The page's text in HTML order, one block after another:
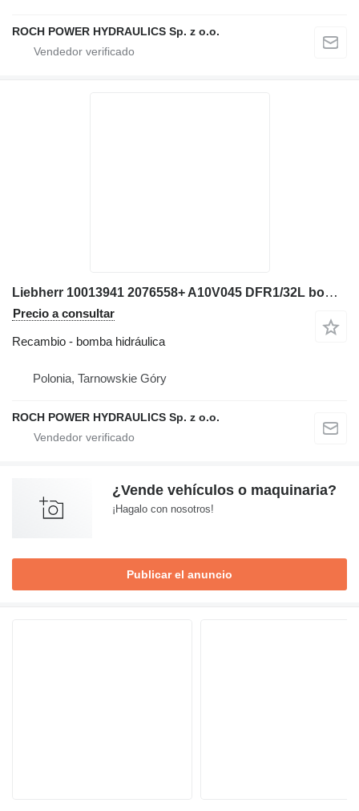
ROCH POWER HYDRAULICS Sp. z o.o.
Liebherr 10013941 2076558+ A10V045 DFR1/32L bomba hidráulica para Liebherr L556 2+2 cargadora de ruedas
Precio a consultar
Recambio - bomba hidráulica
Polonia, Tarnowskie Góry
ROCH POWER HYDRAULICS Sp. z o.o.
¿Vende vehículos o maquinaria?
¡Hagalo con nosotros!
Publicar el anuncio